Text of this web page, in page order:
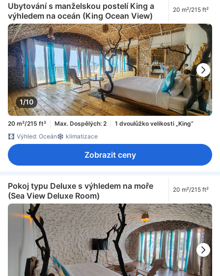
Ubytování s manželskou postelí King a
výhledem na oceán (King Ocean View)
20 m²/215 ft²
1/10
20 m²/215 ft² Max. Dospělých: 2
1 dvoulůžko velikosti „King“
Výhled: Oceán
klimatizace
Zobrazit ceny
Pokoj typu Deluxe s výhledem na moře
(Sea View Deluxe Room)
20 m²/215 ft²